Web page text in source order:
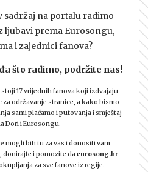
sadržaj na portalu radimo
ljubavi prema Eurosongu,
i zajednici fanova?
što radimo, podržite nas!
17 vrijednih fanova koji izdvajaju
za održavanje stranice, a kako bismo
sami plaćamo i putovanja i smještaj
Dori i Eurosongu.
mogli biti tu za vas i donositi vam
donirajte i pomozite daeurosong.hr
za sve fanove iz regije.